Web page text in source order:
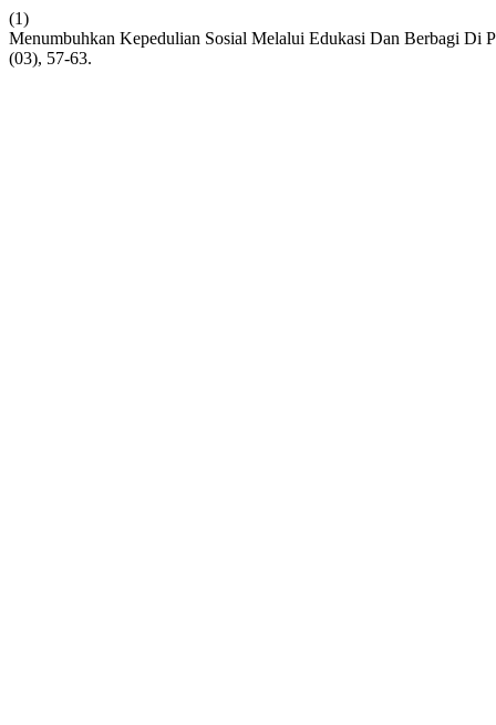
(1)
Menumbuhkan Kepedulian Sosial Melalui Edukasi Dan Berbagi Di
(03), 57-63.